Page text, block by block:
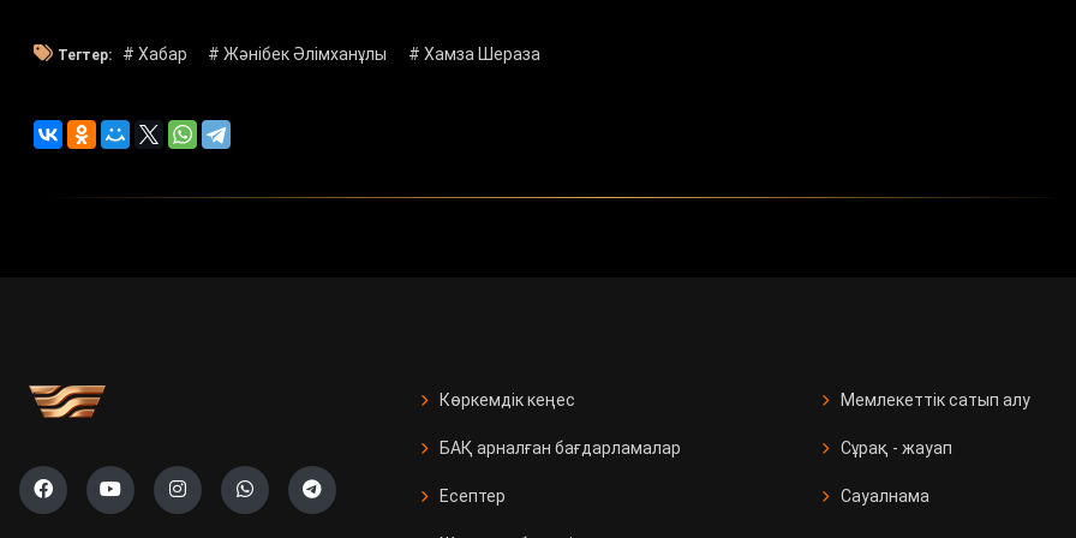
Тегтер: # Хабар # Жәнібек Әлімханұлы # Хамза Шераза
Көркемдік кеңес
БАҚ арналған бағдарламалар
Есептер
Мемлекеттік сатып алу
Сұрақ - жауап
Сауалнама